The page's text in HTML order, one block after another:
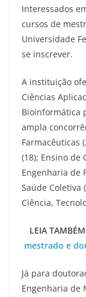
Interessados
cursos de
Universidade
se inscrever.
A instituição
Ciências
Bioinformática
ampla
Farmacêuticas
(18); Ensino de
Engenharia de
Saúde Coletiva
Ciência,
LEIA
mestrado e
Já para
Engenharia de